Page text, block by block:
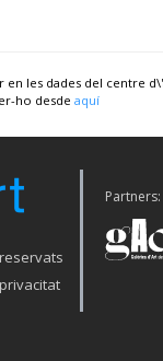
en les dades del centre
ho desde aquí
Partners: